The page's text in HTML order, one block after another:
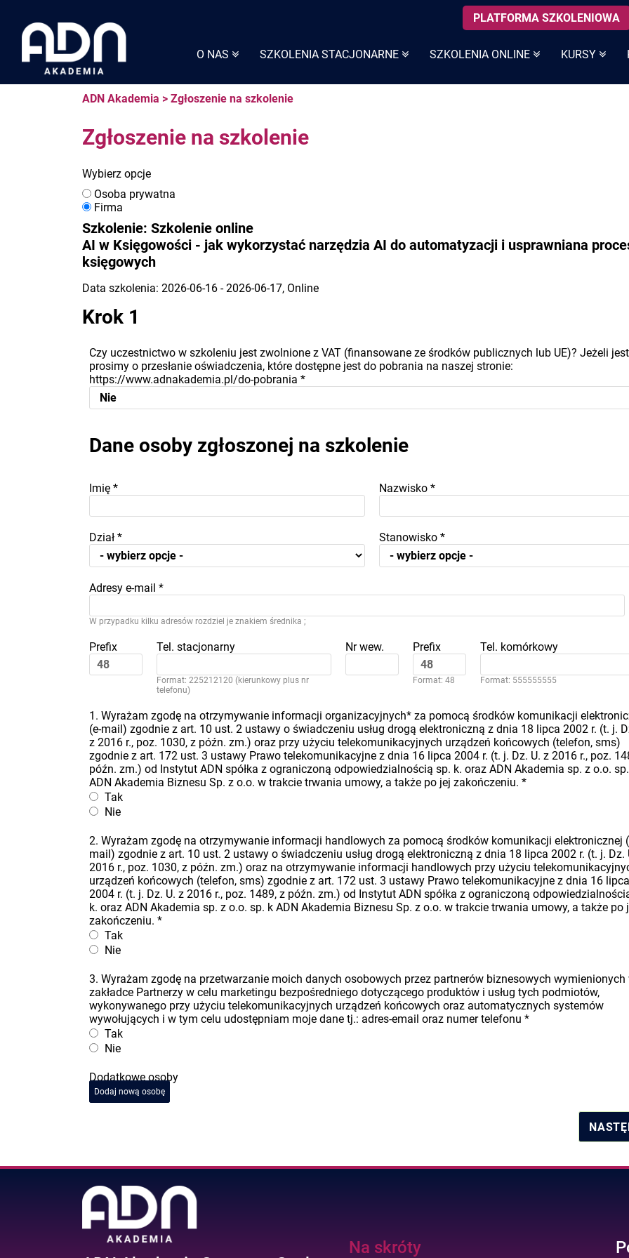
O NAS SZKOLENIA STACJONARNE SZKOLENIA ONLINE KURSY
content
PLATFORMA SZKOLENIOWA
ADN Akademia > Zgłoszenie na szkolenie
Zgłoszenie na szkolenie
Wybierz opcje
Osoba prywatna
Firma
Szkolenie: Szkolenie online
AI w Księgowości - jak wykorzystać narzędzia AI do automatyzacji i usprawniana
księgowych
Data szkolenia: 2026-06-16 - 2026-06-17, Online
Krok 1
Czy uczestnictwo w szkoleniu jest zwolnione z VAT (finansowane ze środków publicznych lub UE)? Jeżeli
prosimy o przesłanie oświadczenia, które dostępne jest do pobrania na naszej stronie:
https://www.adnakademia.pl/do-pobrania *
Dane osoby zgłoszonej na szkolenie
Imię * Nazwisko *
Dział * Stanowisko *
Adresy e-mail *
W przypadku kilku adresów rozdziel je znakiem średnika ;
Prefix Tel. stacjonarny
Format: 225212120 (kierunkowy plus nr
telefonu)
Nr wew. Prefix
Format: 48
Tel. komórkowy
Format: 555555555
1. Wyrażam zgodę na otrzymywanie informacji organizacyjnych* za pomocą środków komunikacji
(e-mail) zgodnie z art. 10 ust. 2 ustawy o świadczeniu usług drogą elektroniczną z dnia 18 lipca 2002 r. (t. j.
z 2016 r., poz. 1030, z późn. zm.) oraz przy użyciu telekomunikacyjnych urządzeń końcowych (telefon, sms)
zgodnie z art. 172 ust. 3 ustawy Prawo telekomunikacyjne z dnia 16 lipca 2004 r. (t. j. Dz. U. z 2016 r., poz.
późn. zm.) od Instytut ADN spółka z ograniczoną odpowiedzialnością sp. k. oraz ADN Akademia sp. z o.o.
ADN Akademia Biznesu Sp. z o.o. w trakcie trwania umowy, a także po jej zakończeniu. *
Tak
Nie
2. Wyrażam zgodę na otrzymywanie informacji handlowych za pomocą środków komunikacji elektronicznej
mail) zgodnie z art. 10 ust. 2 ustawy o świadczeniu usług drogą elektroniczną z dnia 18 lipca 2002 r. (t. j. Dz.
2016 r., poz. 1030, z późn. zm.) oraz na otrzymywanie informacji handlowych przy użyciu
urządzeń końcowych (telefon, sms) zgodnie z art. 172 ust. 3 ustawy Prawo telekomunikacyjne z dnia 16 lipca
2004 r. (t. j. Dz. U. z 2016 r., poz. 1489, z późn. zm.) od Instytut ADN spółka z ograniczoną
k. oraz ADN Akademia sp. z o.o. sp. k ADN Akademia Biznesu Sp. z o.o. w trakcie trwania umowy, a także po
zakończeniu. *
Tak
Nie
3. Wyrażam zgodę na przetwarzanie moich danych osobowych przez partnerów biznesowych wymienionych
zakładce Partnerzy w celu marketingu bezpośredniego dotyczącego produktów i usług tych podmiotów,
wykonywanego przy użyciu telekomunikacyjnych urządzeń końcowych oraz automatycznych systemów
wywołujących i w tym celu udostępniam moje dane tj.: adres-email oraz numer telefonu *
Tak
Nie
Dodatkowe osoby
Dodaj nową osobę
Na skróty